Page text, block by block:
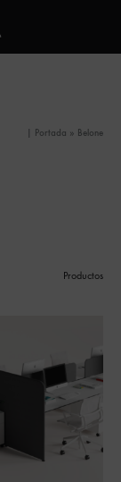
| Portada » Belone
Productos